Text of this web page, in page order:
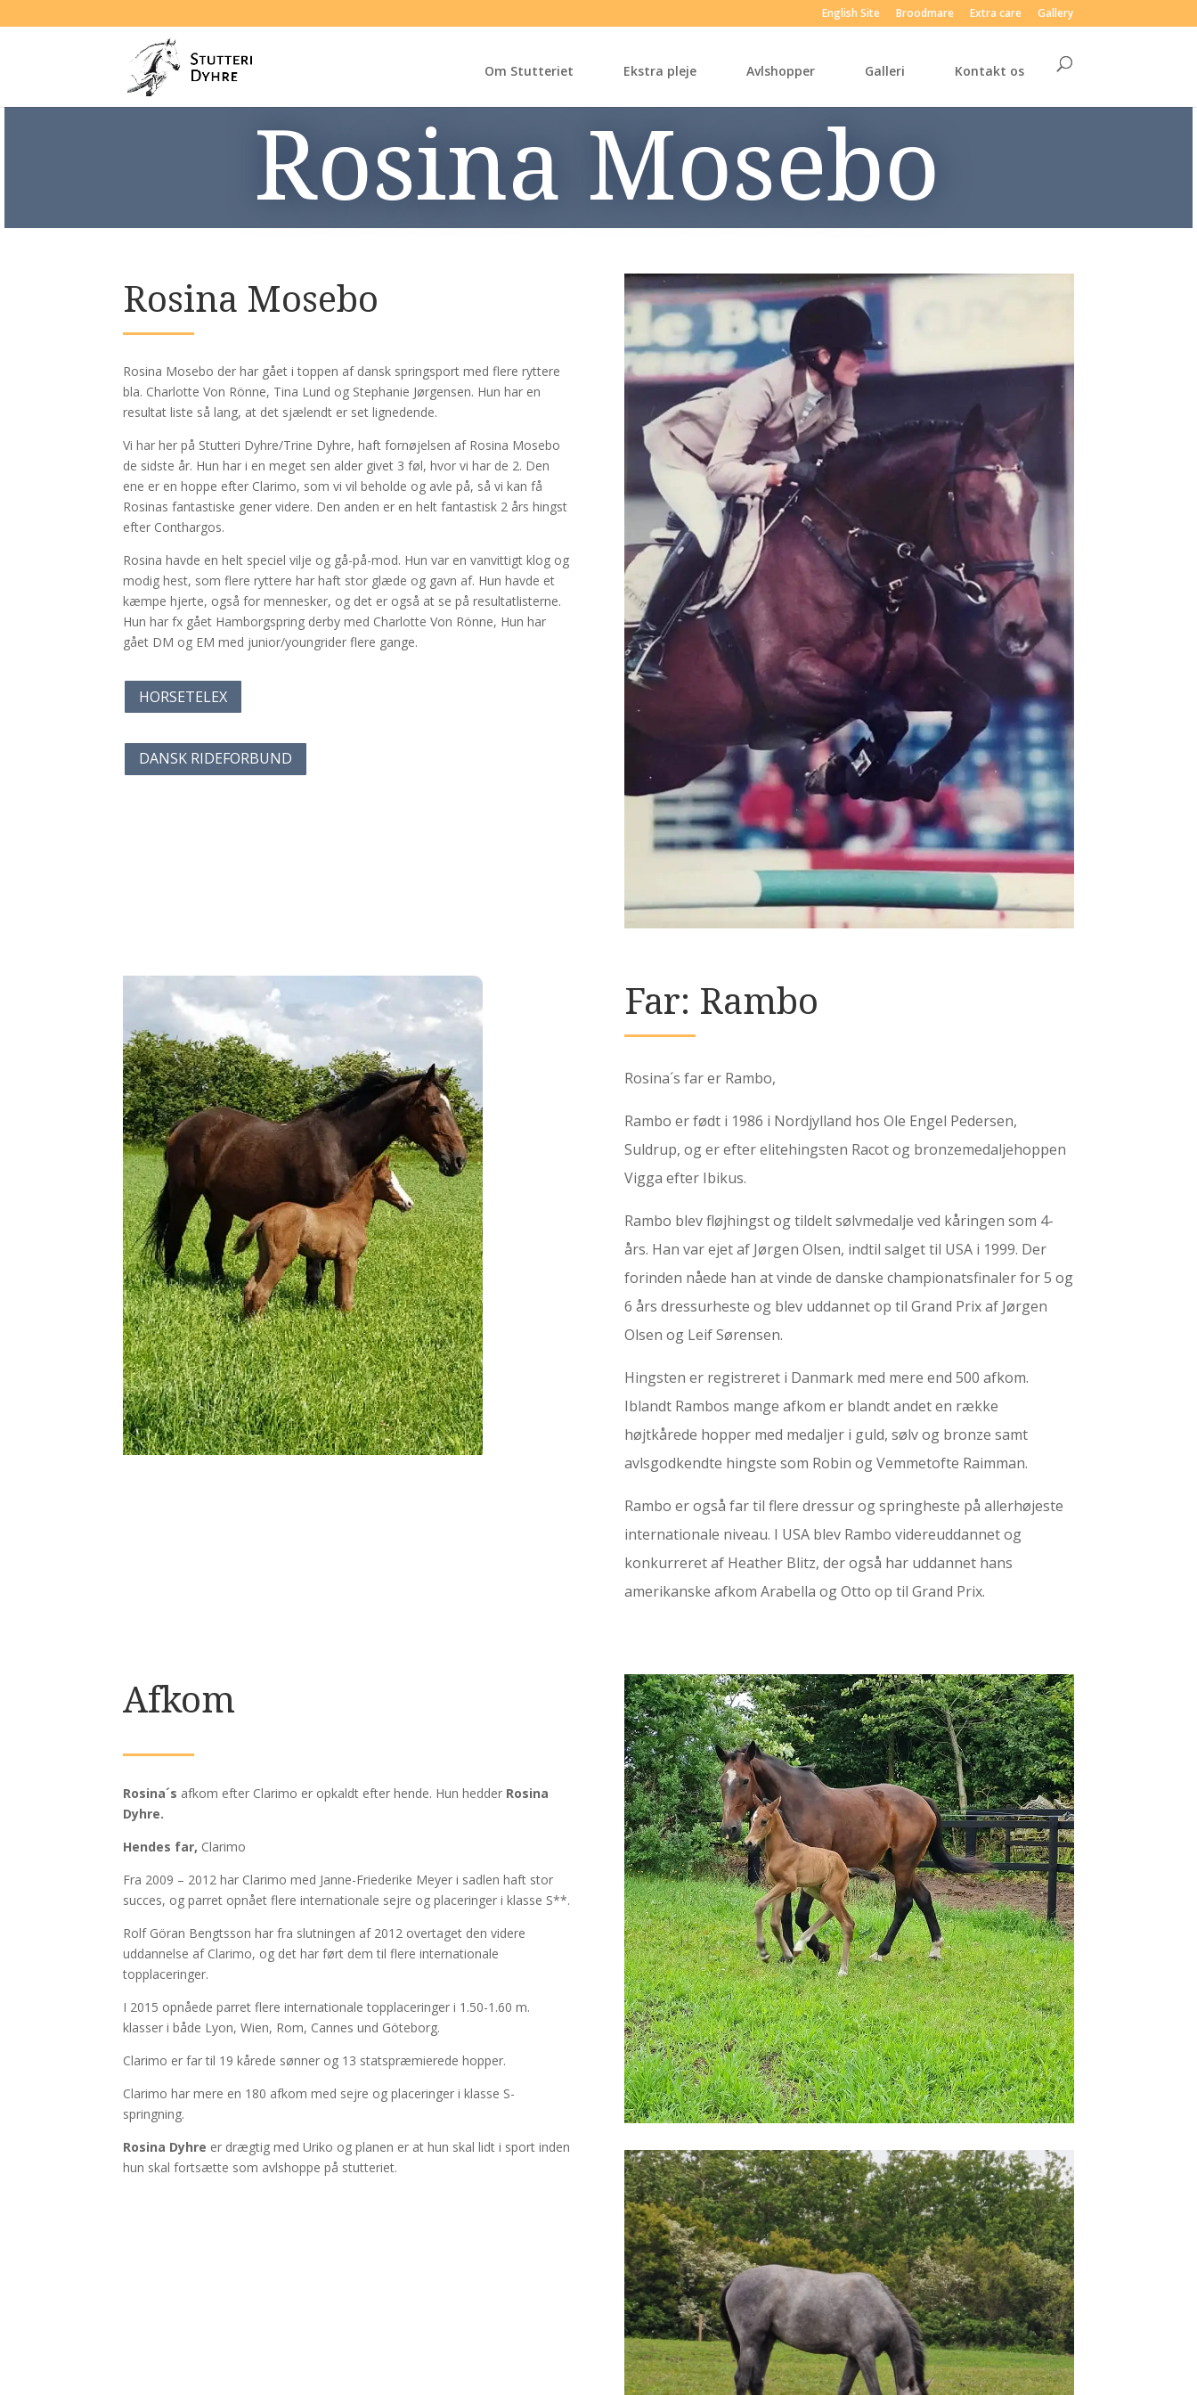
English Site Broodmare Extra care Gallery
Om Stutteriet Ekstra pleje Avlshopper Galleri Kontakt os
Rosina Mosebo
Rosina Mosebo
Rosina Mosebo der har gået i toppen af dansk springsport med flere ryttere
bla. Charlotte Von Rönne, Tina Lund og Stephanie Jørgensen. Hun har en
resultat liste så lang, at det sjælendt er set lignedende.
Vi har her på Stutteri Dyhre/Trine Dyhre, haft fornøjelsen af Rosina Mosebo
de sidste år. Hun har i en meget sen alder givet 3 føl, hvor vi har de 2. Den
ene er en hoppe efter Clarimo, som vi vil beholde og avle på, så vi kan få
Rosinas fantastiske gener videre. Den anden er en helt fantastisk 2 års hingst
efter Conthargos.
Rosina havde en helt speciel vilje og gå-på-mod. Hun var en vanvittigt klog og
modig hest, som flere ryttere har haft stor glæde og gavn af. Hun havde et
kæmpe hjerte, også for mennesker, og det er også at se på resultatlisterne.
Hun har fx gået Hamborgspring derby med Charlotte Von Rönne, Hun har
gået DM og EM med junior/youngrider flere gange.
HORSETELEX
DANSK RIDEFORBUND
Far: Rambo
Rosina´s far er Rambo,
Rambo er født i 1986 i Nordjylland hos Ole Engel Pedersen,
Suldrup, og er efter elitehingsten Racot og bronzemedaljehoppen
Vigga efter Ibikus.
Rambo blev fløjhingst og tildelt sølvmedalje ved kåringen som 4-
års. Han var ejet af Jørgen Olsen, indtil salget til USA i 1999. Der
forinden nåede han at vinde de danske championatsfinaler for 5 og
6 års dressurheste og blev uddannet op til Grand Prix af Jørgen
Olsen og Leif Sørensen.
Hingsten er registreret i Danmark med mere end 500 afkom.
Iblandt Rambos mange afkom er blandt andet en række
højtkårede hopper med medaljer i guld, sølv og bronze samt
avlsgodkendte hingste som Robin og Vemmetofte Raimman.
Rambo er også far til flere dressur og springheste på allerhøjeste
internationale niveau. I USA blev Rambo videreuddannet og
konkurreret af Heather Blitz, der også har uddannet hans
amerikanske afkom Arabella og Otto op til Grand Prix.
Afkom
Rosina´s afkom efter Clarimo er opkaldt efter hende. Hun hedder Rosina
Dyhre.
Hendes far, Clarimo
Fra 2009 – 2012 har Clarimo med Janne-Friederike Meyer i sadlen haft stor
succes, og parret opnået flere internationale sejre og placeringer i klasse S**.
Rolf Göran Bengtsson har fra slutningen af 2012 overtaget den videre
uddannelse af Clarimo, og det har ført dem til flere internationale
topplaceringer.
I 2015 opnåede parret flere internationale topplaceringer i 1.50-1.60 m.
klasser i både Lyon, Wien, Rom, Cannes und Göteborg.
Clarimo er far til 19 kårede sønner og 13 statspræmierede hopper.
Clarimo har mere en 180 afkom med sejre og placeringer i klasse S-
springning.
Rosina Dyhre er drægtig med Uriko og planen er at hun skal lidt i sport inden
hun skal fortsætte som avlshoppe på stutteriet.